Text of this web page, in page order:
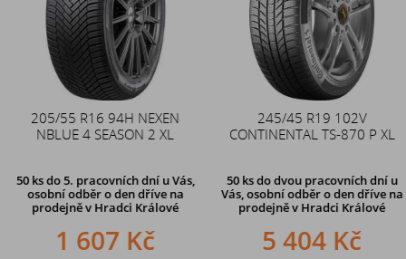
205/55 R16 94H NEXEN
NBLUE 4 SEASON 2 XL
50 ksdo 5. pracovních dní u Vás,
osobní odběr o den dříve na
prodejněv Hradci Králové
1 607 Kč
245/45 R19 102V
CONTINENTAL TS-870 P XL
50 ksdo dvou pracovních dní u
Vás, osobní odběr o den dřívena
prodejně v Hradci Králové
5 404 Kč
Duše 12x4 (4.00-4) kovový
zahnutý ventil TR87
242 Kč